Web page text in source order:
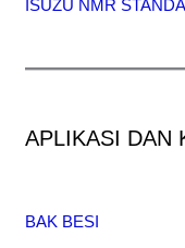
ISUZU NMR
APLIKASI DAN
BAK BESI